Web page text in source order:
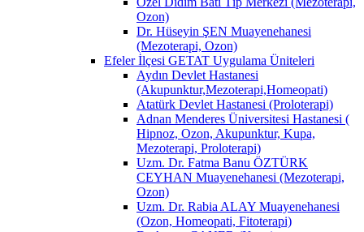
Ozon)
Dr. Hüseyin ŞEN Muayenehanesi
(Mezoterapi, Ozon)
Efeler İlçesi GETAT Uygulama Üniteleri
Aydın Devlet Hastanesi
(Akupunktur,Mezoterapi,Homeopati)
Atatürk Devlet Hastanesi (Proloterapi)
Adnan Menderes Üniversitesi Hastanesi (
Hipnoz, Ozon, Akupunktur, Kupa,
Mezoterapi, Proloterapi)
Uzm. Dr. Fatma Banu ÖZTÜRK
CEYHAN Muayenehanesi (Mezoterapi,
Ozon)
Uzm. Dr. Rabia ALAY Muayenehanesi
(Ozon, Homeopati, Fitoterapi)